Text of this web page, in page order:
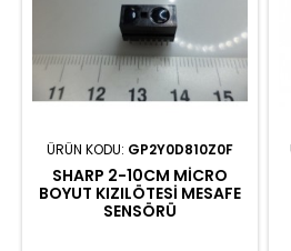
ÜRÜN KODU: GP2Y0D810Z0F
SHARP 2-10CM MICRO
BOYUT KIZILÖTESI MESAFE
SENSÖRÜ